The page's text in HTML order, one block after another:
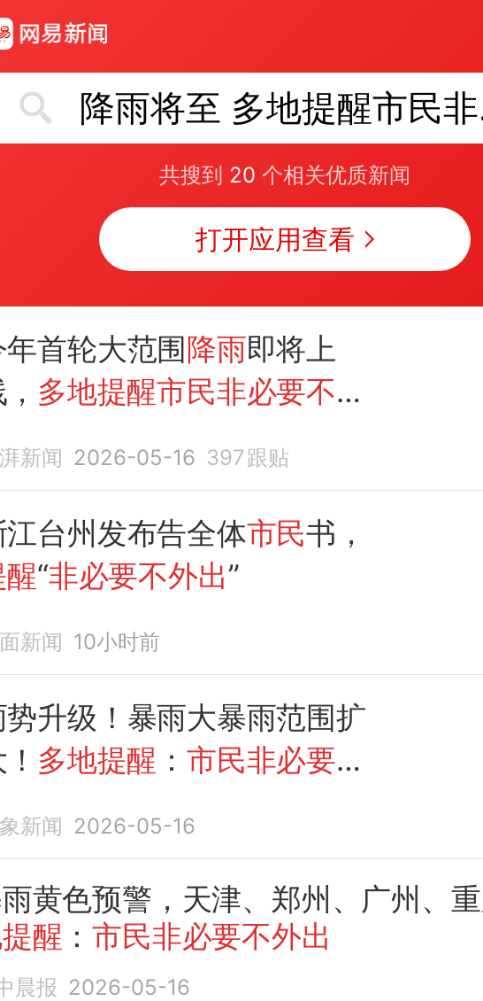
共搜到 20 个相关优质新闻
打开应用查看
年首轮大范围降雨即将上
多地提醒市民非必要不外
新闻 2026-05-16 397 跟贴
江台州发布告全体市民书，
“非必要不外出”
新闻 10小时前
势升级！暴雨大暴雨范围扩
多地提醒 ：市民非必要不
新闻 2026-05-16
黄色预警，天津、郑州、广州、
醒 ：市民非必要不外出
晨报 2026-05-16